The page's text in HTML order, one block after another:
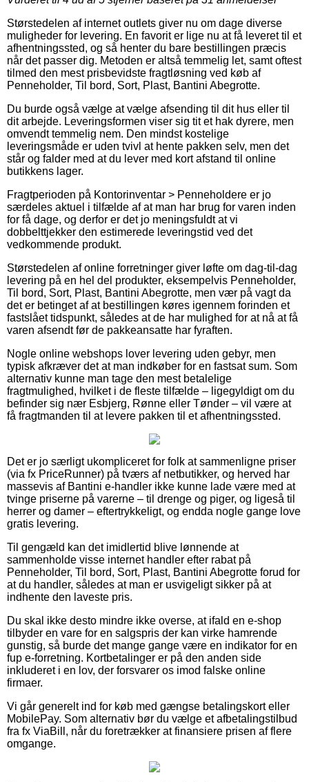
Størstedelen af internet outlets giver nu om dage diverse
muligheder for levering. En favorit er lige nu at få leveret til et
afhentningssted, og så henter du bare bestillingen præcis
når det passer dig. Metoden er altså temmelig let, samt oftest
tilmed den mest prisbevidste fragtløsning ved køb af
Penneholder, Til bord, Sort, Plast, Bantini Abegrotte.
Du burde også vælge at vælge afsending til dit hus eller til
dit arbejde. Leveringsformen viser sig tit et hak dyrere, men
omvendt temmelig nem. Den mindst kostelige
leveringsmåde er uden tvivl at hente pakken selv, men det
står og falder med at du lever med kort afstand til online
butikkens lager.
Fragtperioden på Kontorinventar > Penneholdere er jo
særdeles aktuel i tilfælde af at man har brug for varen inden
for få dage, og derfor er det jo meningsfuldt at vi
dobbelttjekker den estimerede leveringstid ved det
vedkommende produkt.
Størstedelen af online forretninger giver løfte om dag-til-dag
levering på en hel del produkter, eksempelvis Penneholder,
Til bord, Sort, Plast, Bantini Abegrotte, men vær på vagt da
det er betinget af at bestillingen køres igennem forinden et
fastslået tidspunkt, således at de har mulighed for at nå at få
varen afsendt før de pakkeansatte har fyraften.
Nogle online webshops lover levering uden gebyr, men
typisk afkræver det at man indkøber for en fastsat sum. Som
alternativ kunne man tage den mest betalelige
fragtmulighed, hvilket i de fleste tilfælde – ligegyldigt om du
befinder sig nær Esbjerg, Rønne eller Tønder – vil være at
få fragtmanden til at levere pakken til et afhentningssted.
Det er jo særligt ukompliceret for folk at sammenligne priser
(via fx PriceRunner) på tværs af netbutikker, og herved har
massevis af Bantini e-handler ikke kunne lade være med at
tvinge priserne på varerne – til drenge og piger, og ligeså til
herrer og damer – eftertrykkeligt, og endda nogle gange love
gratis levering.
Til gengæld kan det imidlertid blive lønnende at
sammenholde visse internet handler efter rabat på
Penneholder, Til bord, Sort, Plast, Bantini Abegrotte forud for
at du handler, således at man er usvigeligt sikker på at
indhente den laveste pris.
Du skal ikke desto mindre ikke overse, at ifald en e-shop
tilbyder en vare for en salgspris der kan virke hamrende
gunstig, så burde det mange gange være en indikator for en
fup e-forretning. Kortbetalinger er på den anden side
inkluderet i en lov, der forsvarer os imod falske online
firmaer.
Vi går generelt ind for køb med gængse betalingskort eller
MobilePay. Som alternativ bør du vælge et afbetalingstilbud
fra fx ViaBill, når du foretrækker at finansiere prisen af flere
omgange.